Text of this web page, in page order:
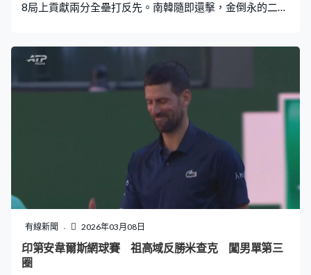
8局上貢獻兩分全壘打反先。南韓隨即還擊，金倒永的二壘
壘，拿到關鍵的一分，協助中華台北險勝5比4，首次在賽
事擊敗南韓，兩勝兩負保住晉級希望。
有線新聞 2026年03月08日
印第安韋爾斯網球賽 祖高域反勝米查克 闖男單第三
圈